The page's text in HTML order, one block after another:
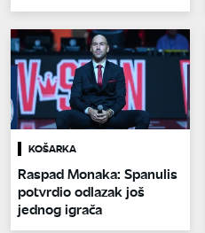
KOŠARKA
Raspad Monaka: Spanulis
potvrdio odlazak još
jednog igrača